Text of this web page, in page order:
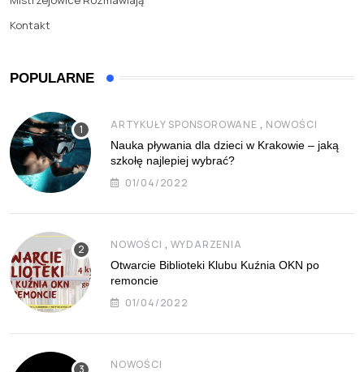
Kontakt
POPULARNE
ARTYKUŁY SPONSOROWANE , NOWOŚCI
Nauka pływania dla dzieci w Krakowie – jaką
szkołę najlepiej wybrać?
01/04/2022
NOWOŚCI , WYDARZENIA
Otwarcie Biblioteki Klubu Kuźnia OKN po
remoncie
01/04/2022
NOWOŚCI